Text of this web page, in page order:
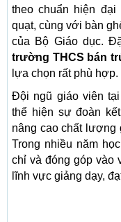
theo chuẩn hiện
quạt, cùng với bàn
của Bộ Giáo dục.
trường THCS bán
lựa chọn rất phù hợp.
Đội ngũ giáo viên tại
thể hiện sự đoàn
nâng cao chất lượng
Trong nhiều năm
chỉ và đóng góp vào
lĩnh vực giảng dạy,